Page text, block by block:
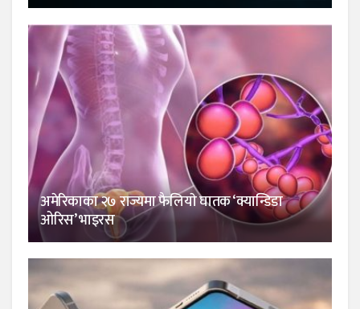
अमेरिकाका २७ राज्यमा फैलियाे घातक ‘क्यान्डिडा
ओरिस’ भाइरस